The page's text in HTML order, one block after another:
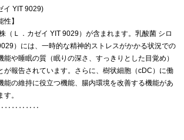
イ YIT 9029)
】
（Ｌ．カゼイ YIT 9029）が含まれます。乳酸菌 シロ
）には、一時的な精神的ストレスがかかる状況での
能や睡眠の質（眠りの深さ、すっきりとした目覚め）
が報告されています。さらに、樹状細胞（cDC）に働
能の維持に役立つ機能、腸内環境を改善する機能があ
。